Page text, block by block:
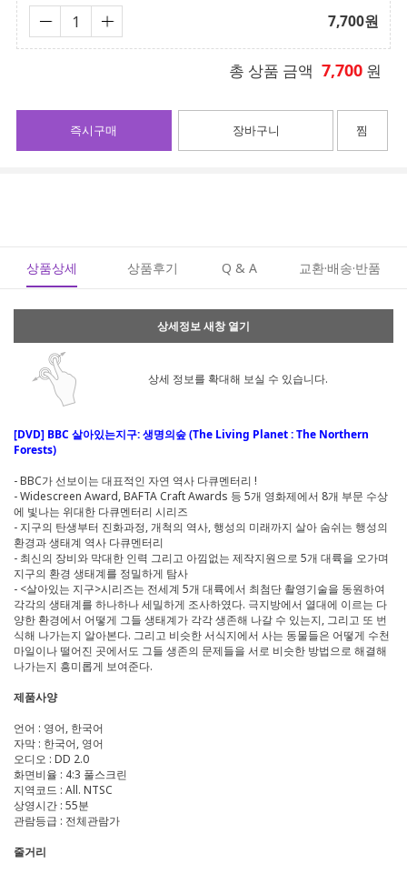
7,700원
총 상품 금액 7,700 원
장바구니
즉시구매 찜
상품상세 상품후기 Q & A 교환·배송·반품
상세정보 새창 열기
상세 정보를 확대해 보실 수 있습니다.
[DVD] BBC 살아있는지구: 생명의숲 (The Living Planet : The Northern
Forests)
- BBC가 선보이는 대표적인 자연 역사 다큐멘터리 !
- Widescreen Award, BAFTA Craft Awards 등 5개 영화제에서 8개 부문 수상
에 빛나는 위대한 다큐멘터리 시리즈
- 지구의 탄생부터 진화과정, 개척의 역사, 행성의 미래까지 살아 숨쉬는 행성의
환경과 생태계 역사 다큐멘터리
- 최신의 장비와 막대한 인력 그리고 아낌없는 제작지원으로 5개 대륙을 오가며
지구의 환경 생태계를 정밀하게 탐사
- <살아있는 지구>시리즈는 전세계 5개 대륙에서 최첨단 촬영기술을 동원하여
각각의 생태계를 하나하나 세밀하게 조사하였다. 극지방에서 열대에 이르는 다
양한 환경에서 어떻게 그들 생태계가 각각 생존해 나갈 수 있는지, 그리고 또 번
식해 나가는지 알아본다. 그리고 비슷한 서식지에서 사는 동물들은 어떻게 수천
마일이나 떨어진 곳에서도 그들 생존의 문제들을 서로 비슷한 방법으로 해결해
나가는지 흥미롭게 보여준다.
제품사양
언어 : 영어, 한국어
자막 : 한국어, 영어
오디오 : DD 2.0
화면비율 : 4:3 풀스크린
지역코드 : All. NTSC
상영시간 : 55분
관람등급 : 전체관람가
줄거리